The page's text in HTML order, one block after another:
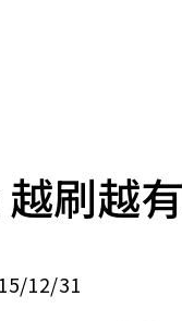
刷越
12/31